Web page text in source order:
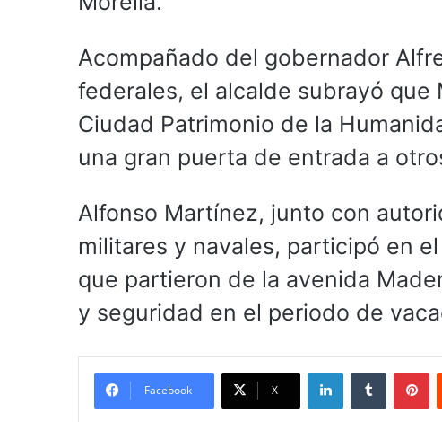
Acompañado del gobernador
federales, el alcalde subrayó que
Ciudad Patrimonio de la
una gran puerta de entrada a
Alfonso Martínez, junto con
militares y navales, participó en
que partieron de la avenida
y seguridad en el periodo de
Facebook X
LinkedInTumblr